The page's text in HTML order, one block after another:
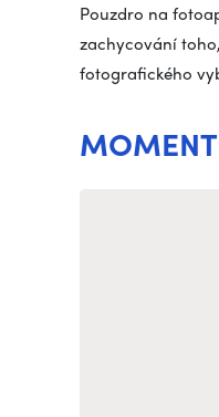
Pouzdro na
zachycování
fotografického